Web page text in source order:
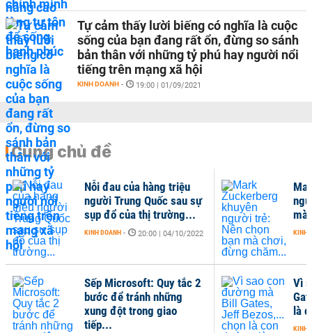
Tự cảm thấy lười biếng có nghĩa là cuộc
sống của bạn đang rất ổn, đừng so sánh
bản thân với những tỷ phú hay người nổi
tiếng trên mạng xã hội
KINH DOANH - 19:00 | 01/09/2021
Cùng chủ đề
Nỗi đau của hàng triệu
người Trung Quốc sau sự
sụp đổ của thị trường...
KINH DOANH - 20:00 | 04/10/2022
Sếp Microsoft: Quy tắc 2
bước để tránh những
xung đột trong giao
tiếp...
mà
KINH
Vì
là
KINH